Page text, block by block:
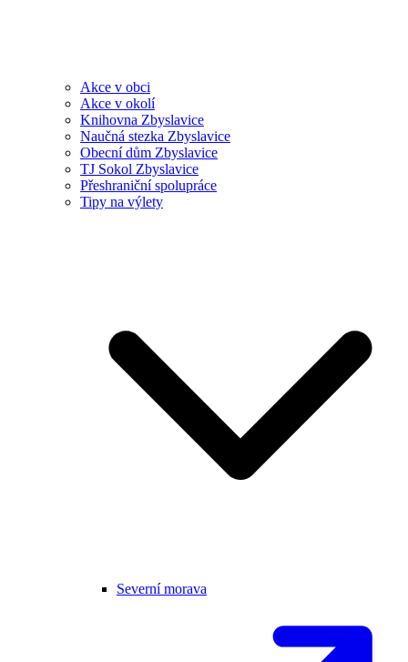
Akce v obci
Akce v okolí
Knihovna Zbyslavice
Naučná stezka Zbyslavice
Obecní dům Zbyslavice
TJ Sokol Zbyslavice
Přeshraniční spolupráce
Tipy na výlety
Severní morava